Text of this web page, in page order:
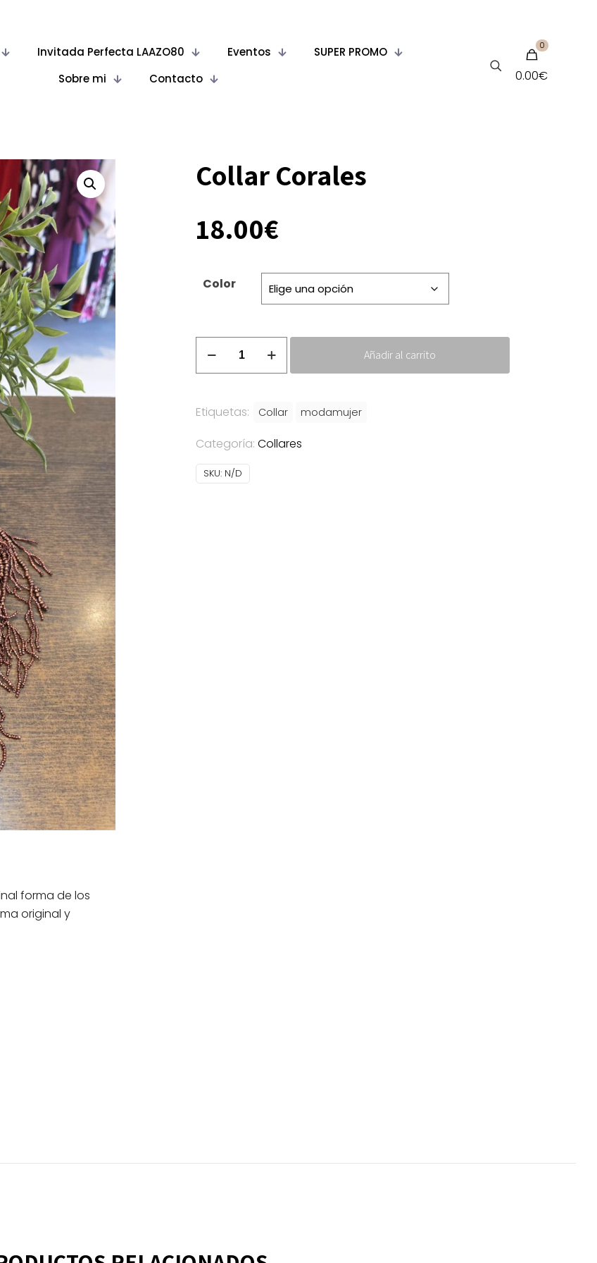
Invitada Perfecta LAAZO80 Eventos
SUPER PROMO
Sobre mi
Contacto
0
0.00€
forma de los
original y
Collar Corales
18.00€
Color
Corales
Añadir al carrito
Etiquetas: Collar modamujer
Categoría: Collares
SKU: N/D